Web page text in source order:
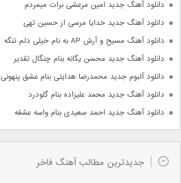
دانلود آهنگ جدید امین مرعشی برات میمردم
دانلود آهنگ جدید خدایا مرسی از حسین تهی
دانلود آهنگ مسیح و آرش AP به نام خیلی دلم تنگه
دانلود آهنگ جدید محسن یگانه بنام چنگال تقدیر
دانلود آلبوم جدید محمدرضا هدایتی بنام عشق پنهونی
دانلود آهنگ جدید محمد علیزاده بنام گلودرد
دانلود آهنگ جدید احمد سعیدی بنام واسه عشقه
جدیدترین مطالب آهنگ فاخر